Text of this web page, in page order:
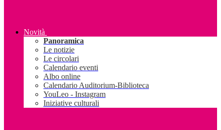
Novità
Panoramica
Le notizie
Le circolari
Calendario eventi
Albo online
Calendario Auditorium-Biblioteca
YouLeo - Instagram
Iniziative culturali